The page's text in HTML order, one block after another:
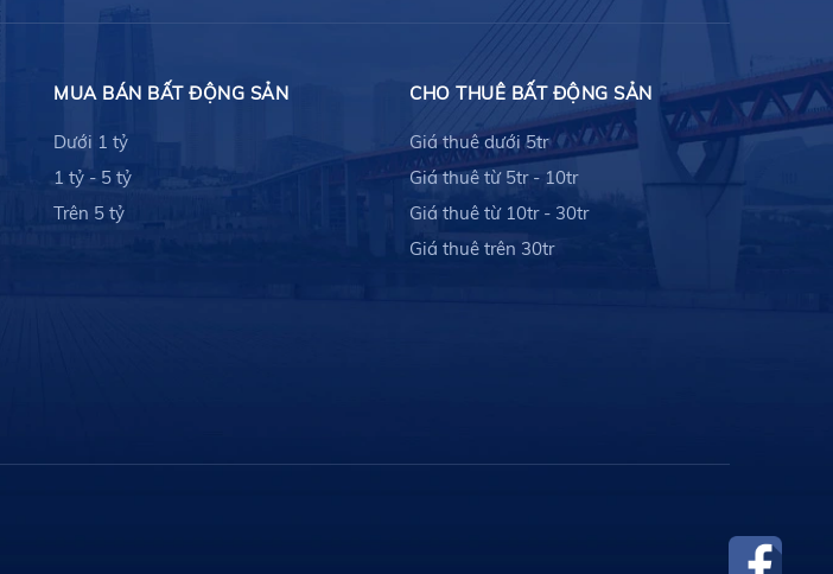
MUA BÁN BẤT ĐỘNG SẢN
Dưới 1 tỷ
1 tỷ - 5 tỷ
Trên 5 tỷ
CHO THUÊ BẤT ĐỘNG SẢN
Giá thuê dưới 5tr
Giá thuê từ 5tr - 10tr
Giá thuê từ 10tr - 30tr
Giá thuê trên 30tr